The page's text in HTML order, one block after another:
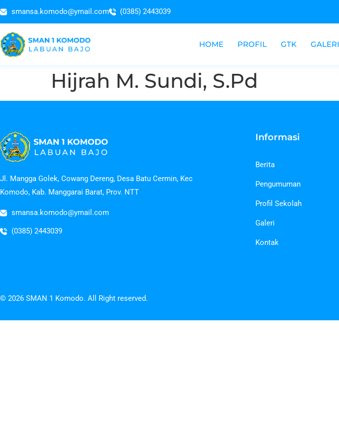
smansa.komodo@ymail.com (0385) 2443039
HOME PROFIL GTK GALERI
Hijrah M. Sundi, S.Pd
Jl. Mangga Golek, Cowang Dereng, Desa Batu Cermin, Kec
Komodo, Kab. Manggarai Barat, Prov. NTT
smansa.komodo@ymail.com
(0385) 2443039
Informasi
Berita
Pengumuman
Profil Sekolah
Galeri
Kontak
© 2026 SMAN 1 Komodo. All Right reserved.